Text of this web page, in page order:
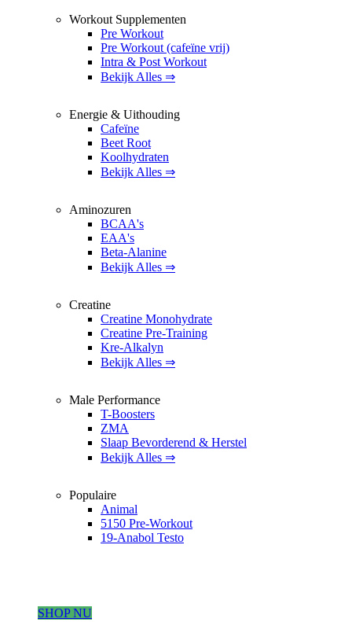
Workout Supplementen
Pre Workout
Pre Workout (cafeïne vrij)
Intra & Post Workout
Bekijk Alles ⇒
Energie & Uithouding
Cafeïne
Beet Root
Koolhydraten
Bekijk Alles ⇒
Aminozuren
BCAA's
EAA's
Beta-Alanine
Bekijk Alles ⇒
Creatine
Creatine Monohydrate
Creatine Pre-Training
Kre-Alkalyn
Bekijk Alles ⇒
Male Performance
T-Boosters
ZMA
Slaap Bevorderend & Herstel
Bekijk Alles ⇒
Populaire
Animal
5150 Pre-Workout
19-Anabol Testo
SHOP NU